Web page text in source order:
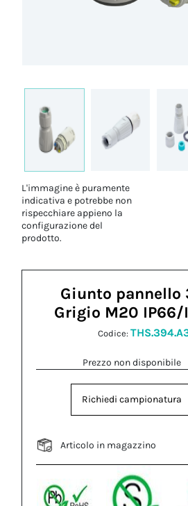
L'immagine è puramente
indicativa e potrebbe non
rispecchiare appieno la
configurazione del
prodotto.
Giunto pannello
Grigio M20 IP66/
Codice:
Prezzo non disponibile
Richiedi campionatura
Articolo in magazzino